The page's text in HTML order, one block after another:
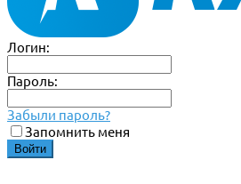
Логин:
Пароль:
Забыли пароль?
Запомнить меня